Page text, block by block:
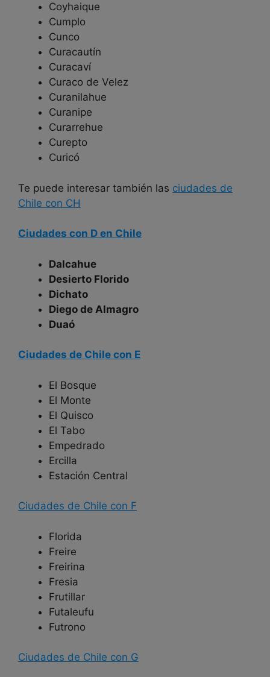
Coyhaique
Cumplo
Cunco
Curacautín
Curacaví
Curaco de Velez
Curanilahue
Curanipe
Curarrehue
Curepto
Curicó
Te puede interesar también las ciudades de
Chile con CH
Ciudades con D en Chile
Dalcahue
Desierto Florido
Dichato
Diego de Almagro
Duaó
Ciudades de Chile con E
El Bosque
El Monte
El Quisco
El Tabo
Empedrado
Ercilla
Estación Central
Ciudades de Chile con F
Florida
Freire
Freirina
Fresia
Frutillar
Futaleufu
Futrono
Ciudades de Chile con G